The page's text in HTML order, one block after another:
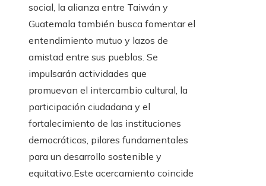
social, la alianza entre Taiwán y
Guatemala también busca fomentar el
entendimiento mutuo y lazos de
amistad entre sus pueblos. Se
impulsarán actividades que
promuevan el intercambio cultural, la
participación ciudadana y el
fortalecimiento de las instituciones
democráticas, pilares fundamentales
para un desarrollo sostenible y
equitativo.Este acercamiento coincide